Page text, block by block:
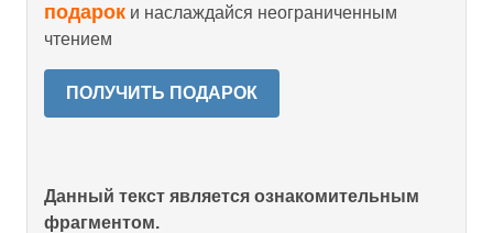
подарок и наслаждайся неограниченным
чтением
ПОЛУЧИТЬ ПОДАРОК
Данный текст является ознакомительным
фрагментом.